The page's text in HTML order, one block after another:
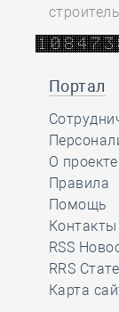
Портал
О проекте
Правила
Помощь
Контакты
RSS
RRS
Карта